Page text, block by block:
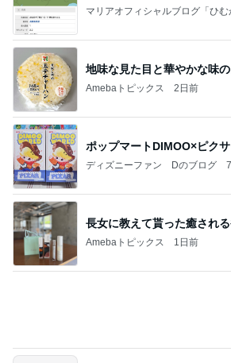
マリアオフィシャルブログ「ひ
地味な見た目と華やかな味
Amebaトピックス 2日前
ポップマートDIMOO×ピク
ディズニーファン Dのブログ
長女に教えて貰った癒される
Amebaトピックス 1日前